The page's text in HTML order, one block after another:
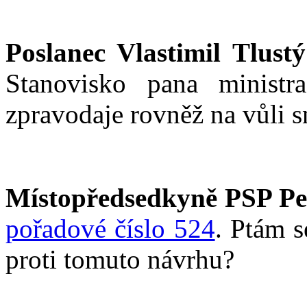
Poslanec Vlastimil
Stanovisko pana
zpravodaje rovněž na vůli
Místopředsedkyně PSP
pořadové číslo 524. Ptám
proti tomuto návrhu?